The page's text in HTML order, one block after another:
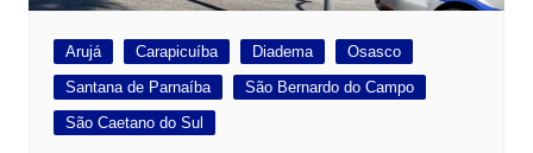
Arujá Carapicuíba Diadema
Osasco
Santana de Parnaíba
São Bernardo do Campo
São Caetano do Sul